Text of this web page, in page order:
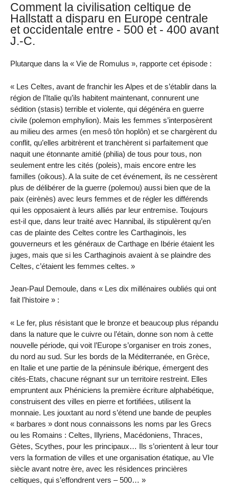
Comment la civilisation celtique de
Hallstatt a disparu en Europe centrale
et occidentale entre - 500 et - 400 avant
J.-C.
Plutarque dans la « Vie de Romulus », rapporte cet épisode :
« Les Celtes, avant de franchir les Alpes et de s’établir dans la
région de l’Italie qu’ils habitent maintenant, connurent une
sédition (stasis) terrible et violente, qui dégénéra en guerre
civile (polemon emphylion). Mais les femmes s’interposèrent
au milieu des armes (en mesô tôn hoplôn) et se chargèrent du
conflit, qu’elles arbitrèrent et tranchèrent si parfaitement que
naquit une étonnante amitié (philia) de tous pour tous, non
seulement entre les cités (poleis), mais encore entre les
familles (oikous). A la suite de cet événement, ils ne cessèrent
plus de délibérer de la guerre (polemou) aussi bien que de la
paix (eirènès) avec leurs femmes et de régler les différends
qui les opposaient à leurs alliés par leur entremise. Toujours
est-il que, dans leur traité avec Hannibal, ils stipulèrent qu’en
cas de plainte des Celtes contre les Carthaginois, les
gouverneurs et les généraux de Carthage en Ibérie étaient les
juges, mais que si les Carthaginois avaient à se plaindre des
Celtes, c’étaient les femmes celtes. »
Jean-Paul Demoule, dans « Les dix millénaires oubliés qui ont
fait l’histoire » :
« Le fer, plus résistant que le bronze et beaucoup plus répandu
dans la nature que le cuivre ou l’étain, donne son nom à cette
nouvelle période, qui voit l’Europe s’organiser en trois zones,
du nord au sud. Sur les bords de la Méditerranée, en Grèce,
en Italie et une partie de la péninsule ibérique, émergent des
cités-Etats, chacune régnant sur un territoire restreint. Elles
empruntent aux Phéniciens la première écriture alphabétique,
construisent des villes en pierre et fortifiées, utilisent la
monnaie. Les jouxtant au nord s’étend une bande de peuples
« barbares » dont nous connaissons les noms par les Grecs
ou les Romains : Celtes, Illyriens, Macédoniens, Thraces,
Gètes, Scythes, pour les principaux… Ils s’orientent à leur tour
vers la formation de villes et une organisation étatique, au VIe
siècle avant notre ère, avec les résidences princières
celtiques, qui s’effondrent vers – 500… »